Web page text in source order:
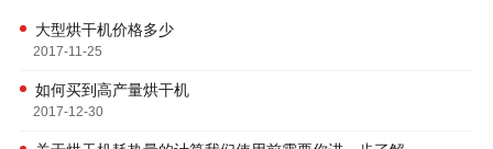
大型烘干机价格多少
2017-11-25
如何买到高产量烘干机
2017-12-30